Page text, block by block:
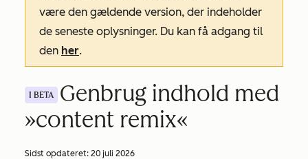
være den gældende version, der indeholder
de seneste oplysninger. Du kan få adgang til
den her.
I BETA
Genbrug indhold med
»content remix«
Sidst opdateret: 20 juli 2026